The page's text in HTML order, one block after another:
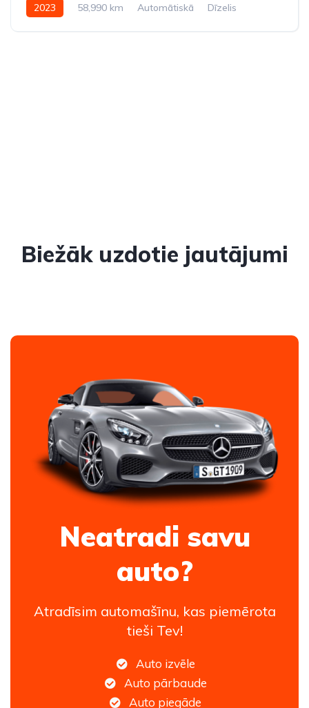
2023 58,990 km Automātiskā
Dīzelis
Biežāk uzdotie jautājumi
Neatradi savu
auto?
Atradīsim automašīnu, kas piemērota
tieši Tev!
Auto izvēle
Auto pārbaude
Auto piegāde